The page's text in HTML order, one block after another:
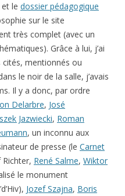
le dossier pédagogique
sur le site
très complet (avec un
Grâce à lui, j’ai
mentionnés ou
le noir de la salle, j’avais
Il y a donc, par ordre
Delarbre, José
Jazwiecki, Roman
, un inconnu aux
de presse (le Carnet
Richter, René Salme, Wiktor
le monument
Jozef Szajna, Boris